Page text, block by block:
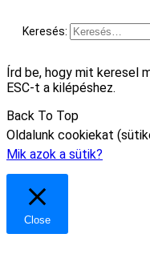
Keresés:
Írd be, hogy mit keresel
ESC-t a kilépéshez.
Back To Top
Oldalunk cookiekat
Mik azok a sütik?
Close